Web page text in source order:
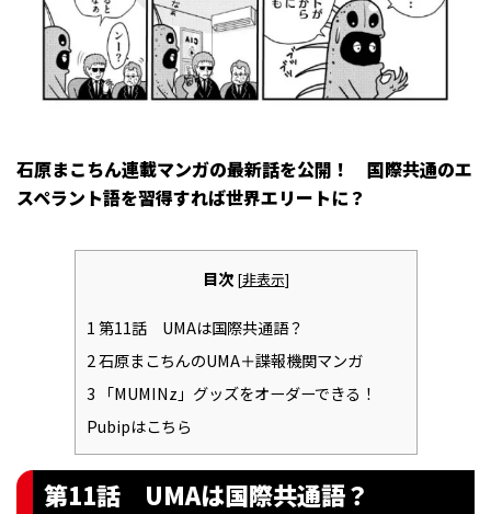
石原まこちん連載マンガの最新話を公開！ 国際共通のエ
スペラント語を習得すれば世界エリートに？
目次 [非表示]
1第11話 UMAは国際共通語？
2石原まこちんのUMA＋諜報機関マンガ
3 「MUMINz」グッズをオーダーできる！
Pubipはこちら
第11話 UMAは国際共通語？